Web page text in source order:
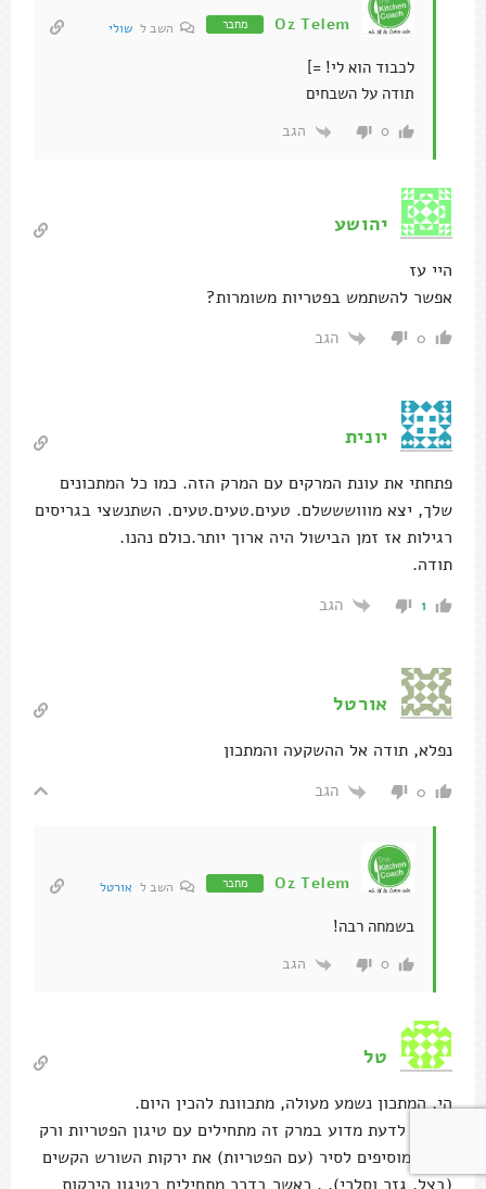
Oz Telem מחבר השב ל שולי
לכבוד הוא לי! =]
תודה על השבחים
0 הגב
יהושע
היי עז
אפשר להשתמש בפטריות משומרות?
0 הגב
יונית
פתחתי את עונת המרקים עם המרק הזה. כמו כל המתכונים
שלך, יצא מווושששלם. טעים.טעים.טעים. השתנשצי בגריסים
רגילות אז זמן הבישול היה ארוך יותר.כולם נהנו.
תודה.
1 הגב
אורטל
נפלא, תודה אל ההשקעה והמתכון
0 הגב
Oz Telem מחבר השב ל אורטל
בשמחה רבה!
0 הגב
טל
הי, המתכון נשמע מעולה, מתכוונת להכין היום.
אשמח לדעת מדוע במרק זה מתחילים עם טיגון הפטריות ורק
אח"כ מוסיפים לסיר (עם הפטריות) את ירקות השורש הקשים